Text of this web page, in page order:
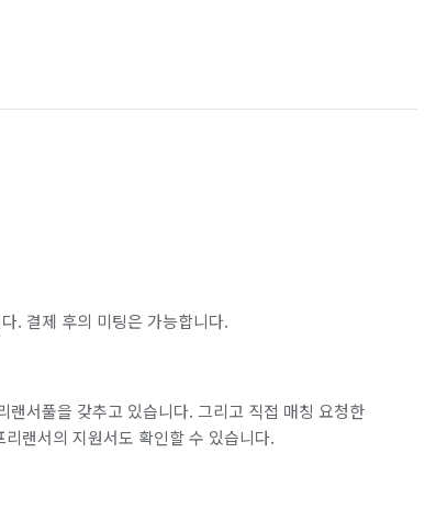
. 결제 후의 미팅은 가능합니다.
랜서풀을 갖추고 있습니다. 그리고 직접 매칭 요청한
랜서의 지원서도 확인할 수 있습니다.